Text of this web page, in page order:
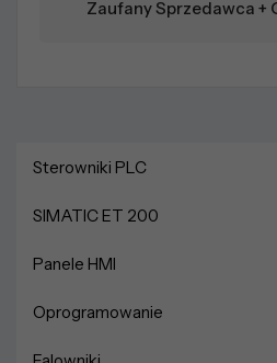
Sterowniki PLC
SIMATIC ET 200
Panele HMI
Oprogramowanie
Zaufany Sprzedawca +